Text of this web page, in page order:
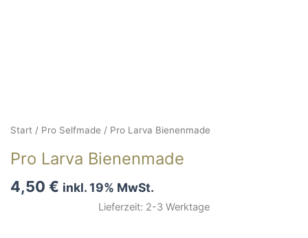
Start / Pro Selfmade / Pro Larva Bienenmade
Pro Larva Bienenmade
4,50 € inkl. 19% MwSt.
Lieferzeit: 2-3 Werktage